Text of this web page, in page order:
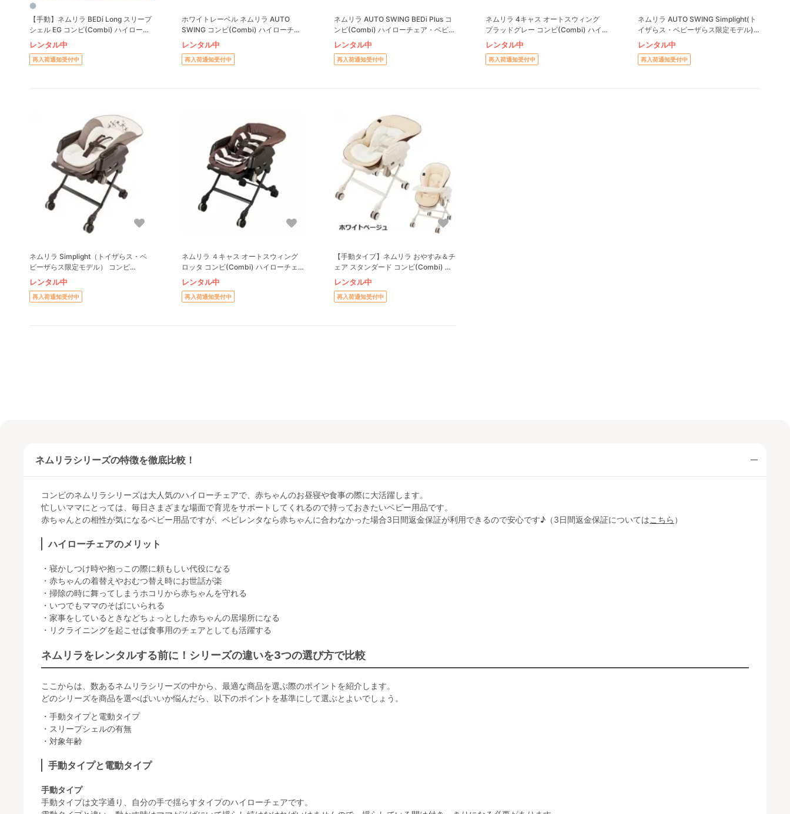
【手動】ネムリラ BEDi Long スリープ
シェル EG コンビ(Combi) ハイローチ
ェア・ベビーラック
レンタル中
再入荷通知受付中
ホワイトレーベル ネムリラ AUTO
SWING コンビ(Combi) ハイローチェ
ア・ベビーラック
レンタル中
再入荷通知受付中
ネムリラ AUTO SWING BEDi Plus コ
ンビ(Combi) ハイローチェア・ベビー
ラック
レンタル中
再入荷通知受付中
ネムリラ 4キャス オートスウィング
プラッドグレー コンビ(Combi) ハイ
ローチェア・ベビーラック
レンタル中
再入荷通知受付中
ネムリラ AUTO SWING Simplight(ト
イザらス・ベビーザらス限定モデル)
電動ハイローチェア コンビ
(combi)R003
レンタル中
再入荷通知受付中
ネムリラ Simplight（トイザらス・ベ
ビーザらス限定モデル） コンビ
(Combi) ハイローチェア・ベビーラッ
ク R003
レンタル中
再入荷通知受付中
ネムリラ ４キャス オートスウィング
ロッタ コンビ(Combi) ハイローチェ
ア・ベビーラック
レンタル中
再入荷通知受付中
【手動タイプ】ネムリラ おやすみ＆チ
ェア スタンダード コンビ(Combi) ハ
イローチェア・ベビーラック
レンタル中
再入荷通知受付中
ネムリラシリーズの特徴を徹底比較！
コンビのネムリラシリーズは大人気のハイローチェアで、赤ちゃんのお昼寝や食事の際に大活躍します。
忙しいママにとっては、毎日さまざまな場面で育児をサポートしてくれるので持っておきたいベビー用品です。
赤ちゃんとの相性が気になるベビー用品ですが、ベビレンタなら赤ちゃんに合わなかった場合3日間返金保証が利用できるので安心です♪（3日間返金保証についてはこちら ）
ハイローチェアのメリット
・寝かしつけ時や抱っこの際に頼もしい代役になる
・赤ちゃんの着替えやおむつ替え時にお世話が楽
・掃除の時に舞ってしまうホコリから赤ちゃんを守れる
・いつでもママのそばにいられる
・家事をしているときなどちょっとした赤ちゃんの居場所になる
・リクライニングを起こせば食事用のチェアとしても活躍する
ネムリラをレンタルする前に！シリーズの違いを3つの選び方で比較
ここからは、数あるネムリラシリーズの中から、最適な商品を選ぶ際のポイントを紹介します。
どのシリーズを商品を選べばいいか悩んだら、以下のポイントを基準にして選ぶとよいでしょう。
・手動タイプと電動タイプ
・スリープシェルの有無
・対象年齢
手動タイプと電動タイプ
手動タイプ
手動タイプは文字通り、自分の手で揺らすタイプのハイローチェアです。